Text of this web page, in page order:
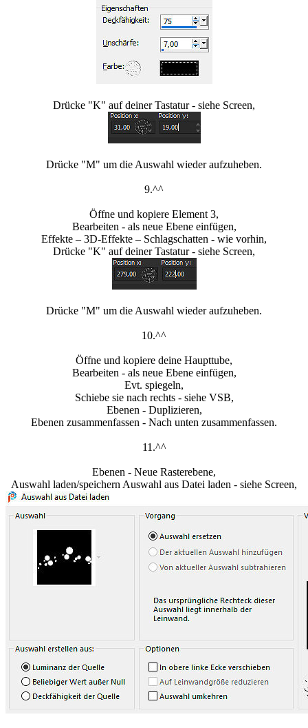
Drücke "K" auf deiner Tastatur - siehe Screen,
Drücke "M" um die Auswahl wieder aufzuheben.
9.^^
Öffne und kopiere Element 3,
Bearbeiten - als neue Ebene einfügen,
Effekte – 3D-Effekte – Schlagschatten - wie vorhin,
Drücke "K" auf deiner Tastatur - siehe Screen,
Drücke "M" um die Auswahl wieder aufzuheben.
10.^^
Öffne und kopiere deine Haupttube,
Bearbeiten - als neue Ebene einfügen,
Evt. spiegeln,
Schiebe sie nach rechts - siehe VSB,
Ebenen - Duplizieren,
Ebenen zusammenfassen - Nach unten zusammenfassen.
11.^^
Ebenen - Neue Rasterebene,
Auswahl laden/speichern Auswahl aus Datei laden - siehe Screen,